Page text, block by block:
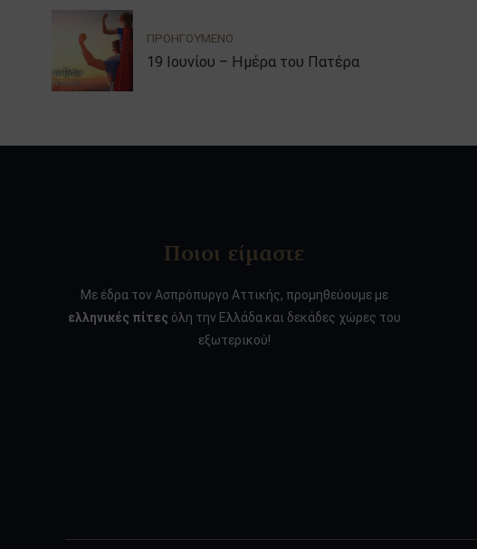
ΠΡΟΗΓΟΥΜΕΝΟ
19 Ιουνίου – Ημέρα του Πατέρα
Ποιοι είμαστε
Με έδρα τον Ασπρόπυργο Αττικής, προμηθεύουμε με
ελληνικές πίτεςόλη την Ελλάδα και δεκάδες χώρες του
εξωτερικού!